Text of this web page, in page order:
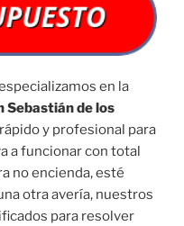
en la
Sebastián de los
y profesional para
a funcionar con total
no encienda, esté
otra avería, nuestros
para resolver